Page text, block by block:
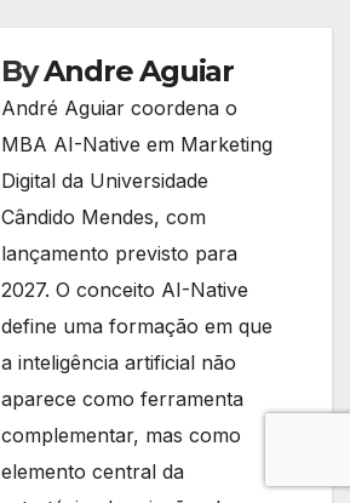
ByAndre Aguiar
André Aguiar coordena o
MBA AI-Native em Marketing
Digital da Universidade
Cândido Mendes, com
lançamento previsto para
2027. O conceito AI-Native
define uma formação em que
a inteligência artificial não
aparece como ferramenta
complementar, mas como
elemento central da